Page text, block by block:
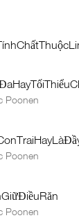
Poonen
Poonen
Poonen